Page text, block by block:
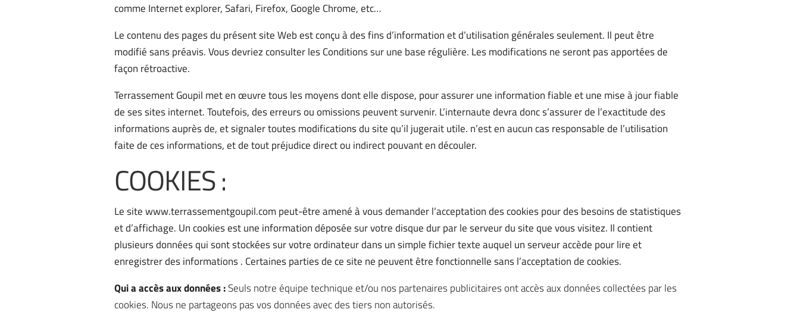
comme Internet explorer, Safari, Firefox, Google Chrome, etc…
Le contenu des pages du présent site Web est conçu à des fins d’information et d’utilisation générales seulement. Il peut être
modifié sans préavis. Vous devriez consulter les Conditions sur une base régulière. Les modifications ne seront pas apportées de
façon rétroactive.
Terrassement Goupil met en œuvre tous les moyens dont elle dispose, pour assurer une information fiable et une mise à jour fiable
de ses sites internet. Toutefois, des erreurs ou omissions peuvent survenir. L’internaute devra donc s’assurer de l’exactitude des
informations auprès de, et signaler toutes modifications du site qu’il jugerait utile. n’est en aucun cas responsable de l’utilisation
faite de ces informations, et de tout préjudice direct ou indirect pouvant en découler.
COOKIES :
Le site www.terrassementgoupil.com peut-être amené à vous demander l’acceptation des cookies pour des besoins de statistiques
et d’affichage. Un cookies est une information déposée sur votre disque dur par le serveur du site que vous visitez. Il contient
plusieurs données qui sont stockées sur votre ordinateur dans un simple fichier texte auquel un serveur accède pour lire et
enregistrer des informations . Certaines parties de ce site ne peuvent être fonctionnelle sans l’acceptation de cookies.
Qui a accès aux données :Seuls notre équipe technique et/ou nos partenaires publicitaires ont accès aux données collectées par les
cookies. Nous ne partageons pas vos données avec des tiers non autorisés.